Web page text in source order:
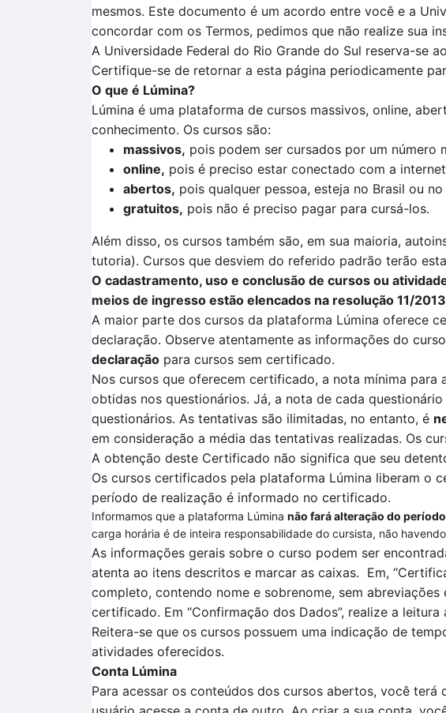
mesmos. Este documento é um acordo entre você e a
concordar com os Termos, pedimos que não realize sua
A Universidade Federal do Rio Grande do Sul reserva-se
Certifique-se de retornar a esta página periodicamente
O que é Lúmina?
Lúmina é uma plataforma de cursos massivos, online,
conhecimento. Os cursos são:
massivos, pois podem ser cursados por um número
online, pois é preciso estar conectado com a
abertos, pois qualquer pessoa, esteja no Brasil ou
gratuitos, pois não é preciso pagar para cursá-los.
Além disso, os cursos também são, em sua maioria,
tutoria). Cursos que desviem do referido padrão terão
O cadastramento, uso e conclusão de cursos ou
meios de ingresso estão elencados na resolução 11/
A maior parte dos cursos da plataforma Lúmina oferece
declaração. Observe atentamente as informações do
declaraçãopara cursos sem certificado.
Nos cursos que oferecem certificado, a nota mínima
obtidas nos questionários. Já, a nota de cada
questionários. As tentativas são ilimitadas, no entanto, é
em consideração a média das tentativas realizadas. Os
A obtenção deste Certificado não significa que seu
Os cursos certificados pela plataforma Lúmina liberam o
período de realização é informado no certificado.
Informamos que a plataforma Lúmina não fará alteração do
carga horária é de inteira responsabilidade do cursista, não
As informações gerais sobre o curso podem ser
atenta ao itens descritose marcar as caixas. Em,
completo, contendo nome e sobrenome, sem
certificado. Em “Confirmação dos Dados”, realize a leitura
Reitera-se que os cursos possuem uma indicação de
atividades oferecidos.
Conta Lúmina
Para acessar os conteúdos dos cursos abertos, você